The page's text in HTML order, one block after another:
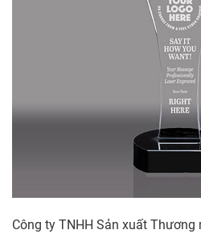
Công ty TNHH Sản xuất